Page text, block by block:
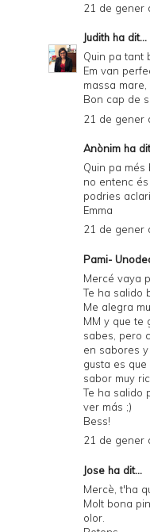
21 de gener
Judith ha dit...
Quin pa tant
Em van
massa
Bon cap de
21 de gener
Anònim ha
Quin pa més
no entenc
podries
Emma
21 de gener
Pami-
Mercé vaya
Te ha salido
Me alegra
MM y que te
sabes, pero
en sabores
gusta es
sabor muy
Te ha salido
ver más ;)
Bess!
21 de gener
Jose ha dit...
Mercè, t'ha
Molt bona
olor.